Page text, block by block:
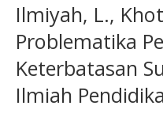
Ilmiyah, L.,
Problematika
Keterbatasan
Ilmiah